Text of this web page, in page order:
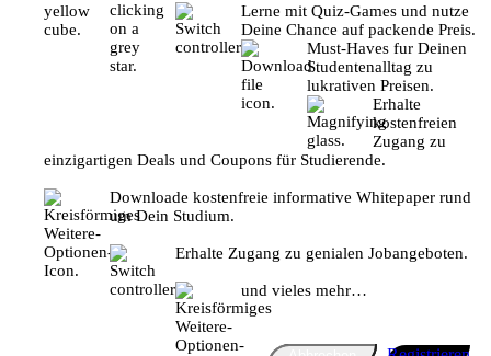
Lerne mit Quiz-Games und nutze
Deine Chance auf packende Preis.
Must-Haves fur Deinen
Studentenalltag zu
lukrativen Preisen.
Erhalte
kostenfreien
Zugang zu
einzigartigen Deals und Coupons für Studierende.
Downloade kostenfreie informative Whitepaper rund
um Dein Studium.
Erhalte Zugang zu genialen Jobangeboten.
und vieles mehr…